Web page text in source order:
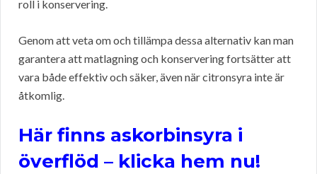
roll i konservering.
Genom att veta om och tillämpa dessa alternativ kan man
garantera att matlagning och konservering fortsätter att
vara både effektiv och säker, även när citronsyra inte är
åtkomlig.
Här finns askorbinsyra i
överflöd – klicka hem nu!